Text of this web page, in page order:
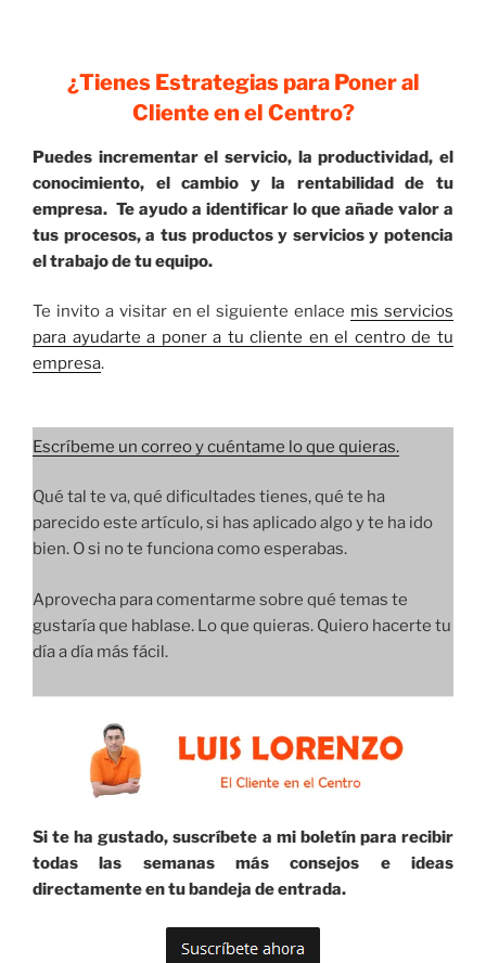
¿Tienes Estrategias para Poner al
Cliente en el Centro?
Puedes incrementar el servicio, la productividad, el
conocimiento, el cambio y la rentabilidad de tu
empresa. Te ayudo a identificar lo que añade valor a
tus procesos, a tus productos y servicios y potencia
el trabajo de tu equipo.
Te invito a visitar en el siguiente enlace mis servicios
para ayudarte a poner a tu cliente en el centro de tu
empresa.
Escríbeme un correo y cuéntame lo que quieras.
Qué tal te va, qué dificultades tienes, qué te ha
parecido este artículo, si has aplicado algo y te ha ido
bien. O si no te funciona como esperabas.
Aprovecha para comentarme sobre qué temas te
gustaría que hablase. Lo que quieras. Quiero hacerte tu
día a día más fácil.
Si te ha gustado, suscríbete a mi boletín para recibir
todas las semanas más consejos e ideas
directamente en tu bandeja de entrada.